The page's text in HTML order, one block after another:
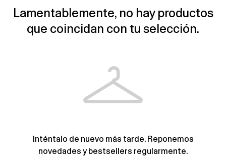
Lamentablemente, no hay productos
que coincidan con tu selección.
Inténtalo de nuevo más tarde. Reponemos
novedades y bestsellers regularmente.